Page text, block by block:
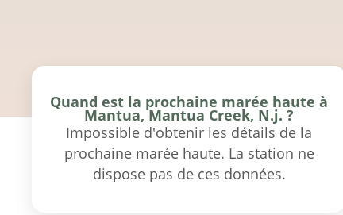
Quand est la prochaine marée haute à
Mantua, Mantua Creek, N.j. ?
Impossible d'obtenir les détails de la
prochaine marée haute. La station ne
dispose pas de ces données.